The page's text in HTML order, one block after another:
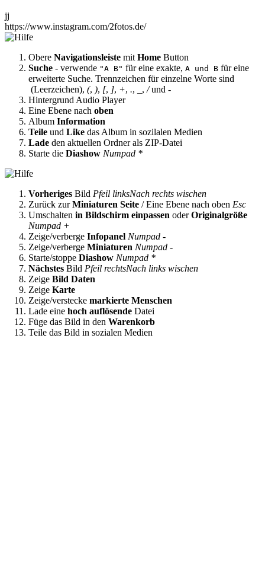
jj
https://www.instagram.com/2fotos.de/
Obere Navigationsleiste mit Home Button
Suche - verwende "A B" für eine exakte, A und B für eine
erweiterte Suche. Trennzeichen für einzelne Worte sind
(Leerzeichen), (, ), [, ], +, ., , /und -
Hintergrund Audio Player
Eine Ebene nach oben
Album Information
Teile und Like das Album in sozilalen Medien
Lade den aktuellen Ordner als ZIP-Datei
Starte die Diashow Numpad *
Vorheriges Bild Pfeil linksNach rechts wischen
Zurück zurMiniaturen Seite / Eine Ebene nach oben Esc
Umschalten in Bildschirm einpassen oderOriginalgröße
Numpad +
Zeige/verberge Infopanel Numpad -
Zeige/verberge Miniaturen Numpad -
Starte/stoppe Diashow Numpad *
Nächstes Bild Pfeil rechtsNach links wischen
Zeige Bild Daten
Zeige Karte
Zeige/verstecke markierte Menschen
Lade eine hoch auflösende Datei
Füge das Bild in den Warenkorb
Teile das Bild in sozialen Medien